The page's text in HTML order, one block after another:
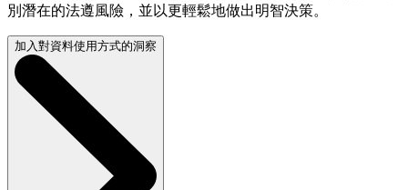
別潛在的法遵風險，並以更輕鬆地做出明智決策。
加入對資料使用方式的洞察